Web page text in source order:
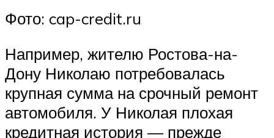
Фото: cap-credit.ru
Например, жителю Ростова-на-
Дону Николаю потребовалась
крупная сумма на срочный ремонт
автомобиля. У Николая плохая
кредитная история — прежде